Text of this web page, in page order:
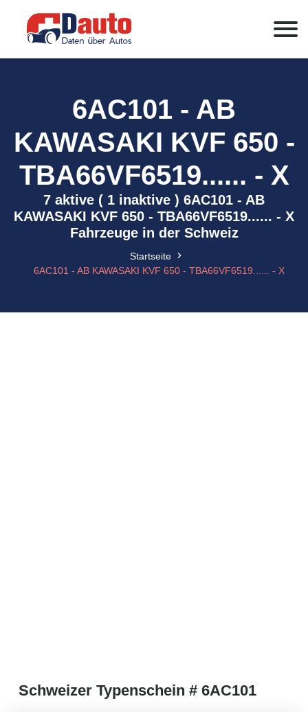
6AC101 - AB
KAWASAKI KVF 650 -
TBA66VF6519...... - X
7 aktive ( 1 inaktive ) 6AC101 - AB
KAWASAKI KVF 650 - TBA66VF6519...... - X
Fahrzeuge in der Schweiz
Startseite
6AC101 - AB KAWASAKI KVF 650 - TBA66VF6519...... - X
Schweizer Typenschein # 6AC101